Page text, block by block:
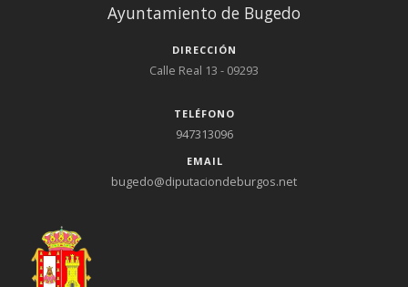
Ayuntamiento de Bugedo
DIRECCIÓN
Calle Real 13 - 09293
TELÉFONO
947313096
EMAIL
bugedo@diputaciondeburgos.net